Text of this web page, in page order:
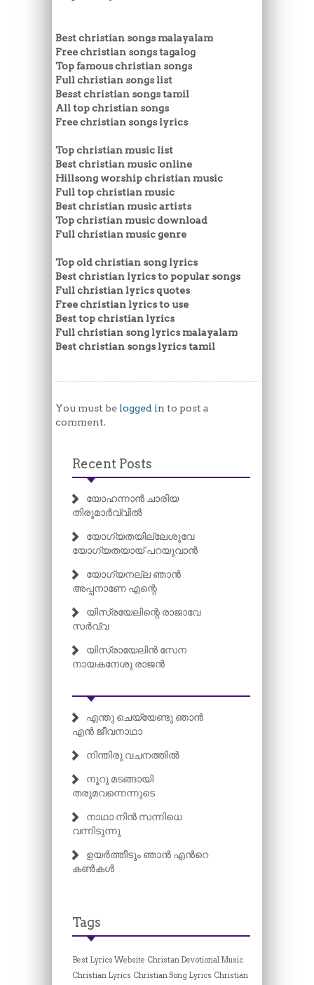
Best christian songs malayalam
Free christian songs tagalog
Top famous christian songs
Full christian songs list
Besst christian songs tamil
All top christian songs
Free christian songs lyrics
Top christian music list
Best christian music online
Hillsong worship christian music
Full top christian music
Best christian music artists
Top christian music download
Full christian music genre
Top old christian song lyrics
Best christian lyrics to popular songs
Full christian lyrics quotes
Free christian lyrics to use
Best top christian lyrics
Full christian song lyrics malayalam
Best christian songs lyrics tamil
You must be logged in to post a
comment.
Recent Posts
യോഹന്നാൻ ചാരിയ
തിരുമാർവ്വിൽ
യോഗ്യതയില്ലേശുവേ
യോഗ്യതയായ് പറയുവാൻ
യോഗ്യനല്ല ഞാൻ
അപ്പനാണേ എന്റെ
യിസ്രയേലിന്റെ രാജാവേ
സർവ്വ
യിസ്രായേലിൻ സേന
നായകനേശു രാജൻ
എന്തു ചെയ്യേണ്ടു ഞാൻ
എൻ ജീവനാഥാ
നിന്തിരു വചനത്തിൽ
നൂറു മടങ്ങായി
തരുമവന്നെന്നുടെ
നാഥാ നിൻ സന്നിധെ
വന്നിടുന്നു
ഉയർത്തീടും ഞാൻ എന്‍റെ
കൺകൾ
Tags
Best Lyrics Website Christan Devotional Music
Christian Lyrics Christian Song Lyrics Christian